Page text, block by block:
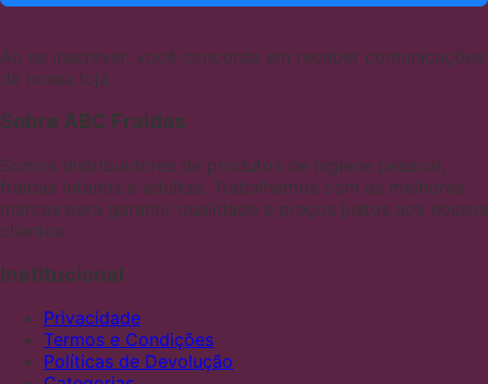
Ao se inscrever, você concorda em receber comunicações
de nossa loja.
Sobre ABC Fraldas
Somos distribuidores de produtos de higiene pessoal,
fraldas infantis e adultas. Trabalhamos com as melhores
marcas para garantir qualidade e preços justos aos nossos
clientes
Institucional
Privacidade
Termos e Condições
Políticas de Devolução